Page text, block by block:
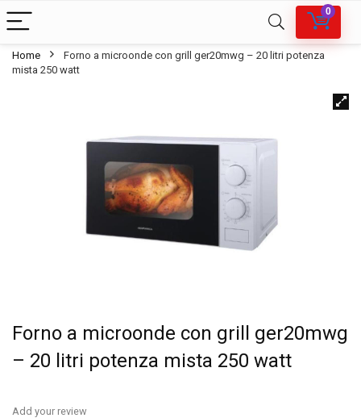
0
Home
Forno a microonde con grill ger20mwg – 20 litri potenza
mista 250 watt
Forno a microonde con grill ger20mwg
– 20 litri potenza mista 250 watt
Add your review